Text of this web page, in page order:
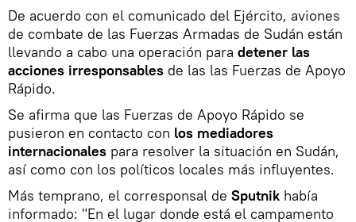
De acuerdo con el comunicado del Ejército, aviones
de combate de las Fuerzas Armadas de Sudán están
llevando a cabo una operación para detener las
acciones irresponsables de las las Fuerzas de Apoyo
Rápido.
Se afirma que las Fuerzas de Apoyo Rápido se
pusieron en contacto con los mediadores
internacionales para resolver la situación en Sudán,
así como con los políticos locales más influyentes.
Más temprano, el corresponsal de Sputnik había
informado: "En el lugar donde está el campamento